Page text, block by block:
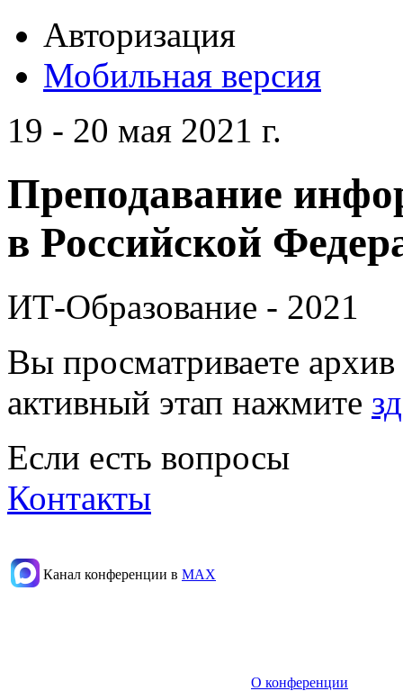
Авторизация
Мобильная версия
19 - 20 мая 2021 г.
Преподавание
в Российской
ИТ-Образование - 2021
Вы просматриваете
активный этап нажмите
Если есть вопросы
Контакты
Канал конференции в МАХ
О конференции